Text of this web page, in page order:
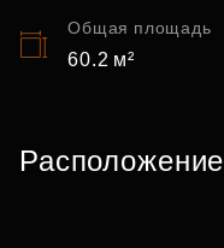
Общая площадь
60.2 м²
Расположение